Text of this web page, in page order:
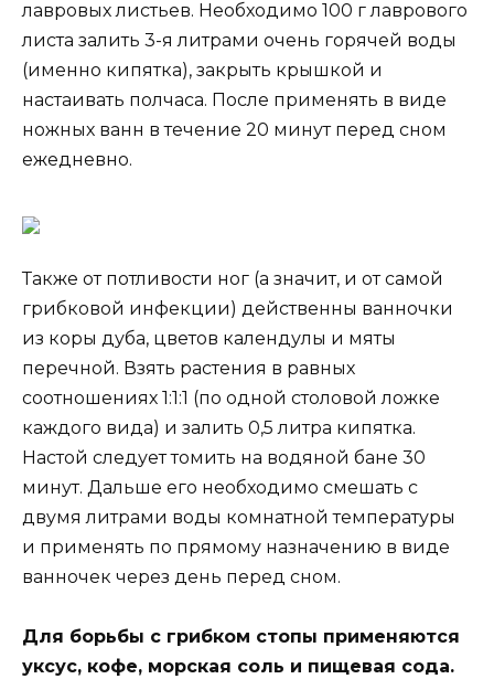
лавровых листьев. Необходимо 100 г лаврового
листа залить 3-я литрами очень горячей воды
(именно кипятка), закрыть крышкой и
настаивать полчаса. После применять в виде
ножных ванн в течение 20 минут перед сном
ежедневно.
Также от потливости ног (а значит, и от самой
грибковой инфекции) действенны ванночки
из коры дуба, цветов календулы и мяты
перечной. Взять растения в равных
соотношениях 1:1:1 (по одной столовой ложке
каждого вида) и залить 0,5 литра кипятка.
Настой следует томить на водяной бане 30
минут. Дальше его необходимо смешать с
двумя литрами воды комнатной температуры
и применять по прямому назначению в виде
ванночек через день перед сном.
Для борьбы с грибком стопы применяются
уксус, кофе, морская соль и пищевая сода.